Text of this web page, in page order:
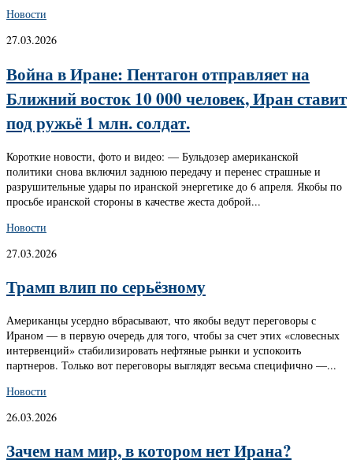
Новости
27.03.2026
Война в Иране: Пентагон отправляет на
Ближний восток 10 000 человек, Иран ставит
под ружьё 1 млн. солдат.
Короткие новости, фото и видео: — Бульдозер американской
политики снова включил заднюю передачу и перенес страшные и
разрушительные удары по иранской энергетике до 6 апреля. Якобы по
просьбе иранской стороны в качестве жеста доброй...
Новости
27.03.2026
Трамп влип по серьёзному
Американцы усердно вбрасывают, что якобы ведут переговоры с
Ираном — в первую очередь для того, чтобы за счет этих «словесных
интервенций» стабилизировать нефтяные рынки и успокоить
партнеров. Только вот переговоры выглядят весьма специфично —...
Новости
26.03.2026
Зачем нам мир, в котором нет Ирана?